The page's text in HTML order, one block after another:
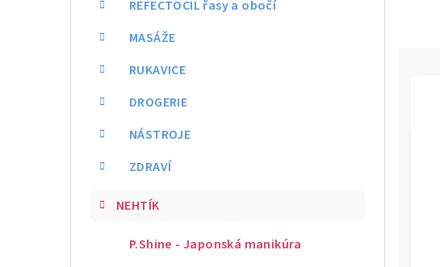
REFECTOCIL řasy a obočí
MASÁŽE
RUKAVICE
DROGERIE
NÁSTROJE
ZDRAVÍ
NEHTÍK
P.Shine - Japonská manikúra